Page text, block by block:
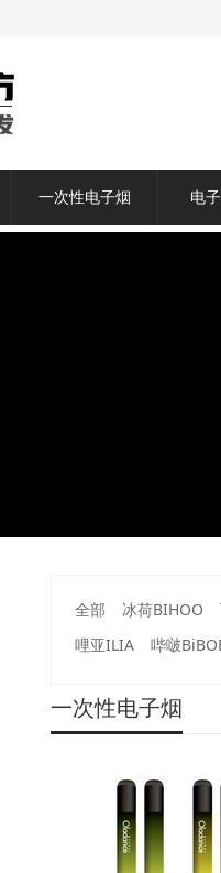
一次性电子烟 电
全部 冰荷BIHOO
哩亚ILIA
哔啵
一次性电子烟